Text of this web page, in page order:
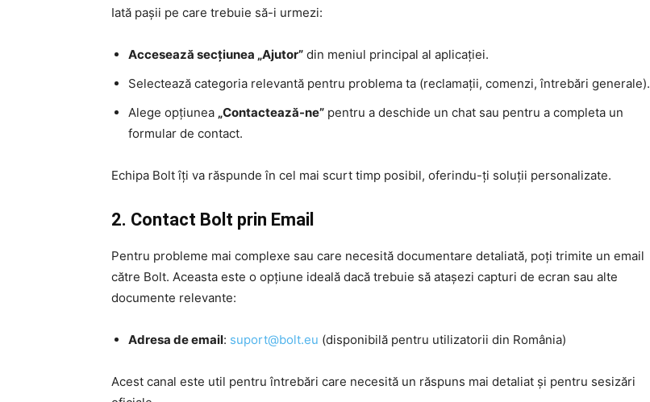
Iată pașii pe care trebuie să-i urmezi:
Accesează secțiunea „Ajutor” din meniul principal al aplicației.
Selectează categoria relevantă pentru problema ta (reclamații, comenzi, întrebări generale).
Alege opțiunea „Contactează-ne” pentru a deschide un chat sau pentru a completa un
formular de contact.
Echipa Bolt îți va răspunde în cel mai scurt timp posibil, oferindu-ți soluții personalizate.
2. Contact Bolt prin Email
Pentru probleme mai complexe sau care necesită documentare detaliată, poți trimite un email
către Bolt. Aceasta este o opțiune ideală dacă trebuie să atașezi capturi de ecran sau alte
documente relevante:
Adresa de email: suport@bolt.eu (disponibilă pentru utilizatorii din România)
Acest canal este util pentru întrebări care necesită un răspuns mai detaliat și pentru sesizări